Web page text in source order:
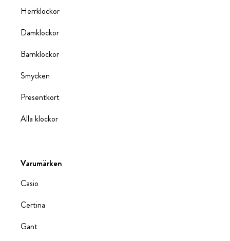
Herrklockor
Damklockor
Barnklockor
Smycken
Presentkort
Alla klockor
Varumärken
Casio
Certina
Gant